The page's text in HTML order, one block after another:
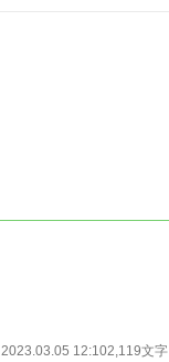
2023.03.05 12:102,119文字